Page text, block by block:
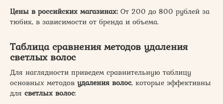
Цены в российских магазинах: От 200 до 800 рублей за
тюбик, в зависимости от бренда и объема.
Таблица сравнения методов удаления
светлых волос
Для наглядности приведем сравнительную таблицу
основных методов удаления волос, которые эффективны
для светлых волос: